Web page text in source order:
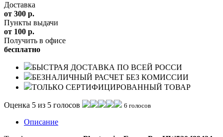
Доставка
от 300 р.
Пункты выдачи
от 100 р.
Получить в офисе
бесплатно
БЫСТРАЯ ДОСТАВКА ПО ВСЕЙ РОССИ
БЕЗНАЛИЧНЫЙ РАСЧЕТ БЕЗ КОМИССИИ
ТОЛЬКО СЕРТИФИЦИРОВАННЫЙ ТОВАР
Оценка 5 из 5 голосов 6 голосов
Описание